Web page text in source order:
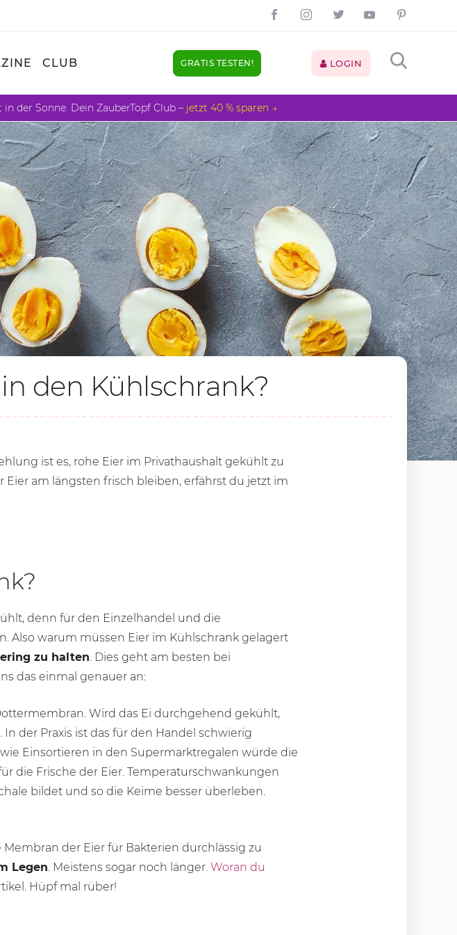
CLUB GRATIS TESTEN! LOGIN
der Sonne. Dein ZauberTopf Club – jetzt 40 % sparen →
den Kühlschrank?
ist es, rohe Eier im Privathaushalt gekühlt zu
am längsten frisch bleiben, erfährst du jetzt im
denn für den Einzelhandel und die
Also warum müssen Eier im Kühlschrank gelagert
zu halten . Dies geht am besten bei
das einmal genauer an:
Wird das Ei durchgehend gekühlt,
der Praxis ist das für den Handel schwierig
Einsortieren in den Supermarktregalen würde die
die Frische der Eier. Temperaturschwankungen
bildet und so die Keime besser überleben.
der Eier für Bakterien durchlässig zu
Legen . Meistens sogar noch länger.Woran du
Hüpf mal rüber!